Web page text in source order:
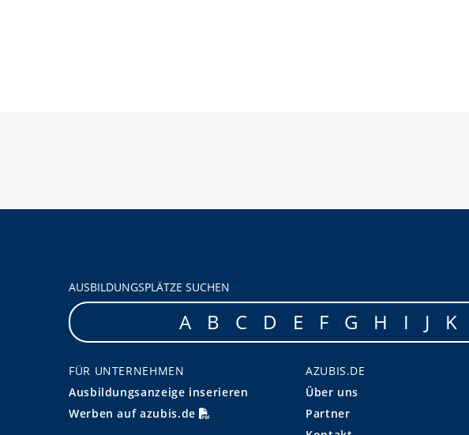
AUSBILDUNGSPLÄTZE SUCHEN
A B C D E F G H I J K
FÜR UNTERNEHMEN
Ausbildungsanzeige inserieren
Werben auf azubis.de
AZUBIS.DE
Über uns
Partner